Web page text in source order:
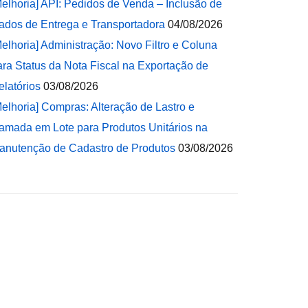
API: Pedidos de Venda – Inclusão de
de Entrega e Transportadora 04/08/2026
Administração: Novo Filtro e Coluna
Status da Nota Fiscal na Exportação de
03/08/2026
Compras: Alteração de Lastro e
em Lote para Produtos Unitários na
de Cadastro de Produtos 03/08/2026